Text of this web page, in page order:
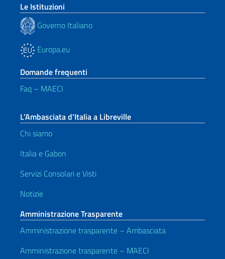
Le Istituzioni
Governo Italiano
Europa.eu
Domande frequenti
Faq – MAECI
L’Ambasciata d’Italia a Libreville
Chi siamo
Italia e Gabon
Servizi Consolari e Visti
Notizie
Amministrazione Trasparente
Amministrazione trasparente – Ambasciata
Amministrazione trasparente – MAECI